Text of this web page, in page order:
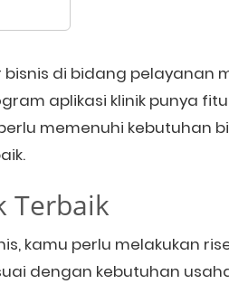
di bidang pelayanan
aplikasi klinik punya
memenuhi kebutuhan
Terbaik
kamu perlu melakukan
dengan kebutuhan